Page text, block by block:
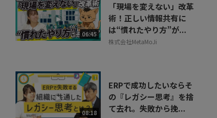
06:45
「現場を変えない」改革
術！正しい情報共有に
は“慣れたやり方”が...
株式会社MetaMoJi
08:18
ERPで成功したいならそ
の『レガシー思考』を捨
て去れ。失敗から挽...